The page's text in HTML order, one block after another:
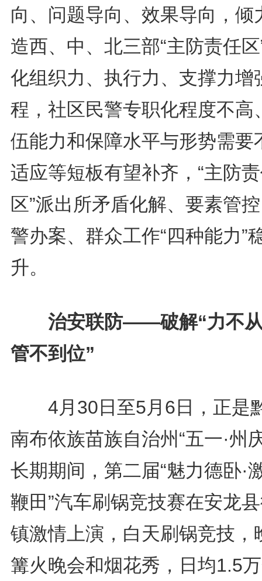
向、问题导向、效果导向，倾
造西、中、北三部“主防责任
化组织力、执行力、支撑力增
程，社区民警专职化程度不高
伍能力和保障水平与形势需要
适应等短板有望补齐，“主防
区”派出所矛盾化解、要素管
警办案、群众工作“四种能力”
升。
治安联防——破解“力不从
管不到位”
4月30日至5月6日，正是
南布依族苗族自治州“五一·州
长期期间，第二届“魅力德卧·
鞭田”汽车刷锅竞技赛在安龙
镇激情上演，白天刷锅竞技，
篝火晚会和烟花秀，日均1.5